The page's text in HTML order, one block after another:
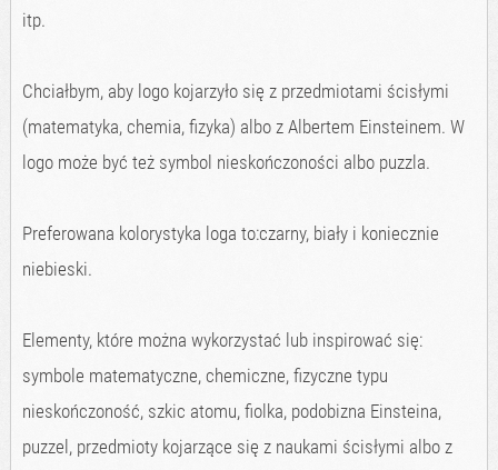
itp.
Chciałbym, aby logo kojarzyło się z przedmiotami ścisłymi
(matematyka, chemia, fizyka) albo z Albertem Einsteinem. W
logo może być też symbol nieskończoności albo puzzla.
Preferowana kolorystyka loga to:czarny, biały i koniecznie
niebieski.
Elementy, które można wykorzystać lub inspirować się:
symbole matematyczne, chemiczne, fizyczne typu
nieskończoność, szkic atomu, fiolka, podobizna Einsteina,
puzzel, przedmioty kojarzące się z naukami ścisłymi albo z